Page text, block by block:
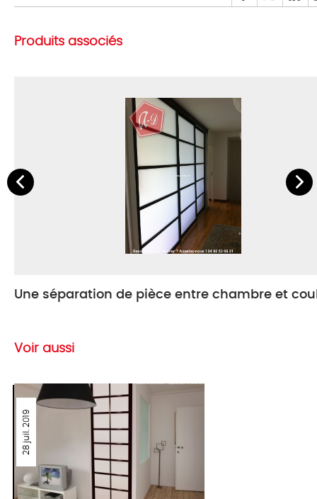
Produits associés
Une séparation de pièce entre chambre et
Voir aussi
28 juil. 2019